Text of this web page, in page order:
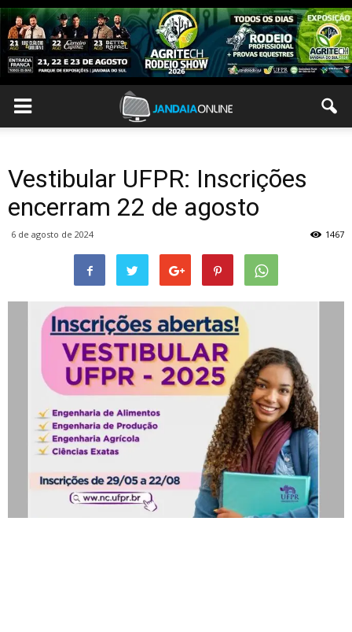
Vestibular UFPR: Inscrições
encerram 22 de agosto
6 de agosto de 2024 1467